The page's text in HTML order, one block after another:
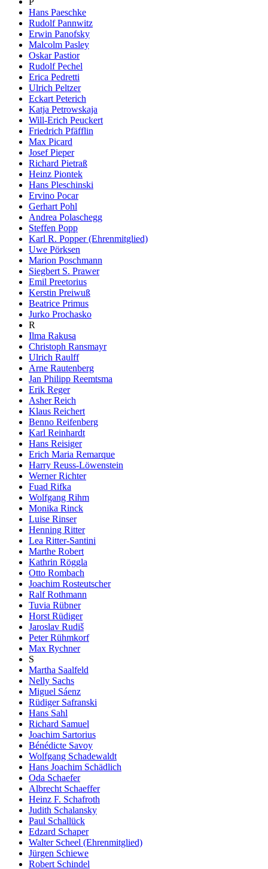
Hans Paeschke
Rudolf Pannwitz
Erwin Panofsky
Malcolm Pasley
Oskar Pastior
Rudolf Pechel
Erica Pedretti
Ulrich Peltzer
Eckart Peterich
Katja Petrowskaja
Will-Erich Peuckert
Friedrich Pfäfflin
Max Picard
Josef Pieper
Richard Pietraß
Heinz Piontek
Hans Pleschinski
Ervino Pocar
Gerhart Pohl
Andrea Polaschegg
Steffen Popp
Karl R. Popper (Ehrenmitglied)
Uwe Pörksen
Marion Poschmann
Siegbert S. Prawer
Emil Preetorius
Kerstin Preiwuß
Beatrice Primus
Jurko Prochasko
R
Ilma Rakusa
Christoph Ransmayr
Ulrich Raulff
Arne Rautenberg
Jan Philipp Reemtsma
Erik Reger
Asher Reich
Klaus Reichert
Benno Reifenberg
Karl Reinhardt
Hans Reisiger
Erich Maria Remarque
Harry Reuss-Löwenstein
Werner Richter
Fuad Rifka
Wolfgang Rihm
Monika Rinck
Luise Rinser
Henning Ritter
Lea Ritter-Santini
Marthe Robert
Kathrin Röggla
Otto Rombach
Joachim Rosteutscher
Ralf Rothmann
Tuvia Rübner
Horst Rüdiger
Jaroslav Rudiš
Peter Rühmkorf
Max Rychner
S
Martha Saalfeld
Nelly Sachs
Miguel Sáenz
Rüdiger Safranski
Hans Sahl
Richard Samuel
Joachim Sartorius
Bénédicte Savoy
Wolfgang Schadewaldt
Hans Joachim Schädlich
Oda Schaefer
Albrecht Schaeffer
Heinz F. Schafroth
Judith Schalansky
Paul Schallück
Edzard Schaper
Walter Scheel (Ehrenmitglied)
Jürgen Schiewe
Robert Schindel